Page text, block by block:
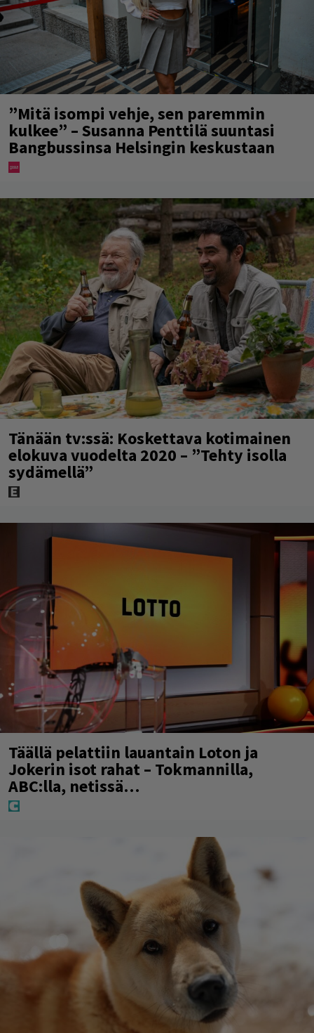
”Mitä isompi vehje, sen paremmin
kulkee” – Susanna Penttilä suuntasi
Bangbussinsa Helsingin keskustaan
Tänään tv:ssä: Koskettava kotimainen
elokuva vuodelta 2020 – ”Tehty isolla
sydämellä”
Täällä pelattiin lauantain Loton ja
Jokerin isot rahat – Tokmannilla,
ABC:lla, netissä…